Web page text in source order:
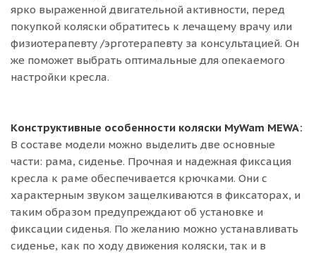
ярко выраженной двигательной активности, перед
покупкой коляски обратитесь к лечащему врачу или
физиотерапевту /эрготерапевту за консультацией. Он
же поможет выбрать оптимальные для опекаемого
настройки кресла.
Конструктивные особенности коляски MyWam MEWA:
В составе модели можно выделить две основные
части: рама, сиденье. Прочная и надежная фиксация
кресла к раме обеспечивается крючками. Они с
характерным звуком защелкиваются в фиксаторах, и
таким образом предупреждают об установке и
фиксации сиденья. По желанию можно устанавливать
сиденье, как по ходу движения коляски, так и в